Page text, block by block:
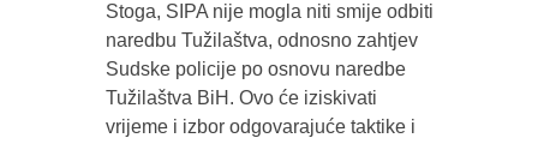
Stoga, SIPA nije mogla niti smije odbiti
naredbu Tužilaštva, odnosno zahtjev
Sudske policije po osnovu naredbe
Tužilaštva BiH. Ovo će iziskivati
vrijeme i izbor odgovarajuće taktike i